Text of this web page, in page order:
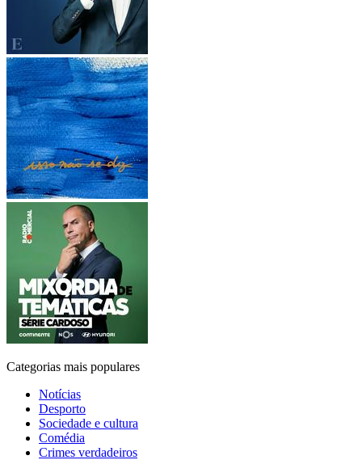
Categorias mais populares
Notícias
Desporto
Sociedade e cultura
Comédia
Crimes verdadeiros